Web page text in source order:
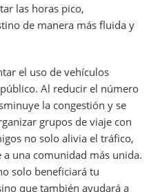
las horas pico,
de manera más fluida y
el uso de vehículos
Al reducir el número
la congestión y se
grupos de viaje con
no solo alivia el tráfico,
una comunidad más unida.
solo beneficiará tu
que también ayudará a